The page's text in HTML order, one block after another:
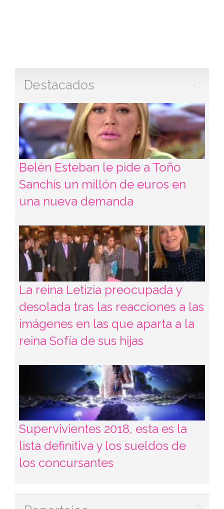
Destacados
Belén Esteban le pide a Toño
Sanchís un millón de euros en
una nueva demanda
La reina Letizia preocupada y
desolada tras las reacciones a las
imágenes en las que aparta a la
reina Sofía de sus hijas
Supervivientes 2018, esta es la
lista definitiva y los sueldos de
los concursantes